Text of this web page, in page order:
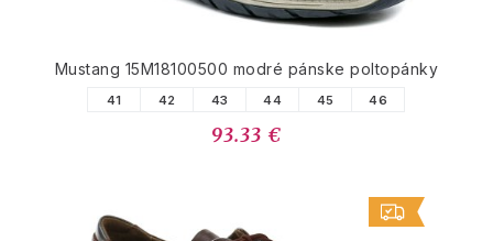
Mustang 15M18100500 modré pánske poltopánky
41 42 43 44 45 46
93.33 €